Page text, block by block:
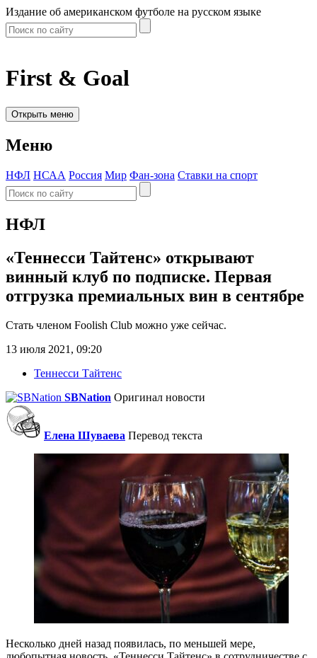
Издание об американском футболе на русском языке
First & Goal
Открыть меню
Меню
НФЛ НСАА Россия Мир Фан-зона Ставки на спорт
НФЛ
«Теннесси Тайтенс» открывают
винный клуб по подписке. Первая
отгрузка премиальных вин в сентябре
Стать членом Foolish Club можно уже сейчас.
13 июля 2021, 09:20
Теннесси Тайтенс
SBNation Оригинал новости
Елена Шуваева Перевод текста
Несколько дней назад появилась, по меньшей мере,